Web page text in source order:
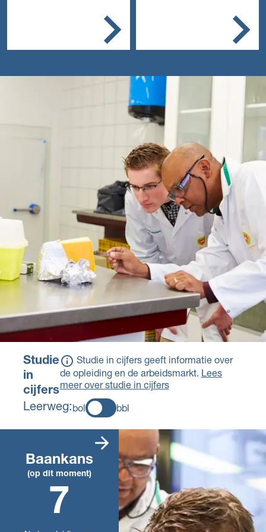
Het laboratorium van een
gezondheidscentrum of
een laboratorium in de
chemische industrie.
Je maakt planningen
Je ontvangt en
materiaal
Je bereidt het
onderzoek voor en
voert basis analyses
Je beoordeelt de
resultaten en
rapporteert deze
Je onderhoudt je
werkplek en de
apparatuur.
Studie
in
cijfers
Studie in cijfers geeft informatie over
de opleiding en de arbeidsmarkt. Lees
meer over studie in cijfers
Leerweg: bol bbl
Baankans
(op dit moment)
7
vacatures die
opleiding. Daarom
kun je makkelijk
een baan vinden
die bij je opleiding